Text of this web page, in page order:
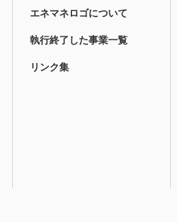
エネマネロゴについて
執行終了した事業一覧
リンク集